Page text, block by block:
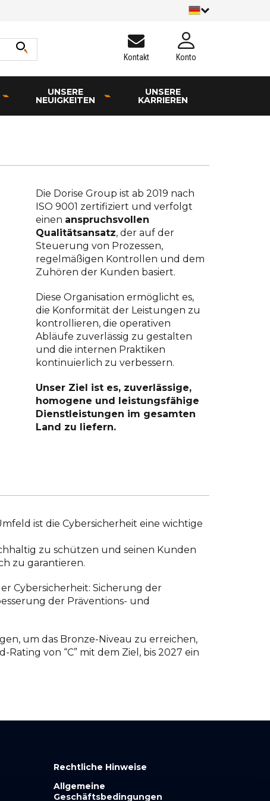
Kontakt Konto
UNSERE
NEUIGKEITEN
UNSERE
KARRIEREN
Die Dorise Group ist ab 2019 nach
ISO 9001 zertifiziert und verfolgt
einen anspruchsvollen
Qualitätsansatz, der auf der
Steuerung von Prozessen,
regelmäßigen Kontrollen und dem
Zuhören der Kunden basiert.
Diese Organisation ermöglicht es,
die Konformität der Leistungen zu
kontrollieren, die operativen
Abläufe zuverlässig zu gestalten
und die internen Praktiken
kontinuierlich zu verbessern.
Unser Ziel ist es, zuverlässige,
homogene und leistungsfähige
Dienstleistungen im gesamten
Land zu liefern.
ist die Cybersicherheit eine wichtige
zu schützen und seinen Kunden
zu garantieren.
Cybersicherheit: Sicherung der
der Präventions- und
um das Bronze-Niveau zu erreichen,
von “C” mit dem Ziel, bis 2027 ein
Rechtliche Hinweise
Allgemeine
Geschäftsbedingungen